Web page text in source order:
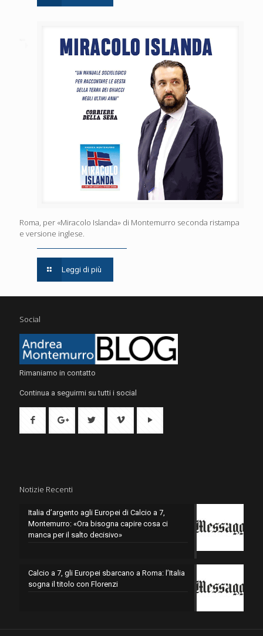
Roma, per «Miracolo Islanda» di Montemurro seconda ristampa
e versione inglese.
Leggi di più
Social
Rimaniamo in contatto
Continua a seguirmi su tutti i social
Notizie Recenti
Italia d’argento agli Europei di Calcio a 7,
Montemurro: «Ora bisogna capire cosa ci
manca per il salto decisivo»
Calcio a 7, gli Europei sbarcano a Roma: l’Italia
sogna il titolo con Florenzi